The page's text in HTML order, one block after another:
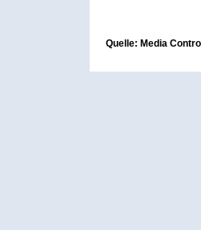
Quelle: Media